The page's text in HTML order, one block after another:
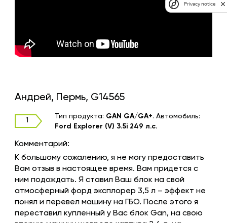
Андрей, Пермь, G14565
1
Тип продукта: GAN GA/GA+. Автомобиль:
Ford Explorer (V) 3.5i 249 л.с.
Комментарий:
К большому сожалению, я не могу предоставить
Вам отзыв в настоящее время. Вам придется с
ним подождать. Я ставил Ваш блок на свой
атмосферный форд эксплорер 3,5 л – эффект не
понял и перевел машину на ГБО. После этого я
переставил купленный у Вас блок Gan, на свою
Privacy notice